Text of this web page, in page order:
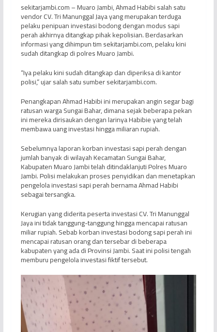
sekitarjambi.com – Muaro Jambi, Ahmad Habibi salah satu
vendor CV. Tri Manunggal Jaya yang merupakan terduga
pelaku penipuan investasi bodong dengan modus sapi
perah akhirnya ditangkap pihak kepolisian. Berdasarkan
informasi yang dihimpun tim sekitarjambi.com, pelaku kini
sudah ditangkap di polres Muaro Jambi.
“Iya pelaku kini sudah ditangkap dan diperiksa di kantor
polisi,” ujar salah satu sumber sekitarjambi.com.
Penangkapan Ahmad Habibi ini merupakan angin segar bagi
ratusan warga Sungai Bahar, dimana sejak beberapa pekan
ini mereka dirisaukan dengan larinya Habibie yang telah
membawa uang investasi hingga miliaran rupiah.
Sebelumnya laporan korban investasi sapi perah dengan
jumlah banyak di wilayah Kecamatan Sungai Bahar,
Kabupaten Muaro Jambi telah ditindaklanjuti Polres Muaro
Jambi. Polisi melakukan proses penyidikan dan menetapkan
pengelola investasi sapi perah bernama Ahmad Habibi
sebagai tersangka.
Kerugian yang diderita peserta investasi CV. Tri Manunggal
Jaya ini tidak tanggung-tanggung hingga mencapai ratusan
miliar rupiah. Sebab korban investasi bodong sapi perah ini
mencapai ratusan orang dan tersebar di beberapa
kabupaten yang ada di Provinsi Jambi. Saat ini polisi tengah
memburu pengelola investasi fiktif tersebut.